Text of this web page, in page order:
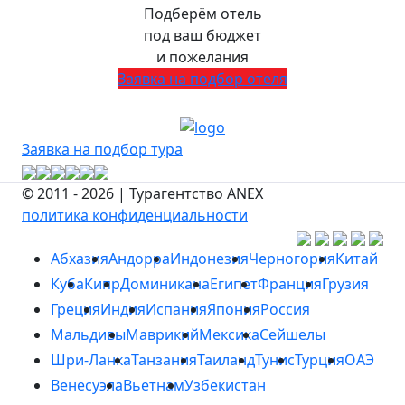
Подберём отель
под ваш бюджет
и пожелания
Заявка на подбор отеля
Заявка на подбор тура
© 2011 - 2026 | Турагентство ANEX
политика конфиденциальности
АбхазияАндорраИндонезияЧерногорияКитай
КубаКипрДоминиканаЕгипетФранцияГрузия
ГрецияИндияИспанияЯпонияРоссия
МальдивыМаврикийМексикаСейшелы
Шри-ЛанкаТанзанияТаиландТунисТурцияОАЭ
ВенесуэлаВьетнамУзбекистан